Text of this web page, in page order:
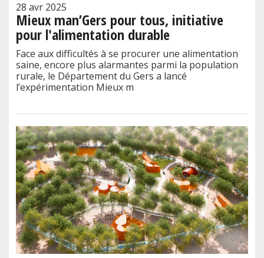
28 avr 2025
Mieux man’Gers pour tous, initiative
pour l'alimentation durable
Face aux difficultés à se procurer une alimentation
saine, encore plus alarmantes parmi la population
rurale, le Département du Gers a lancé
l’expérimentation Mieux m